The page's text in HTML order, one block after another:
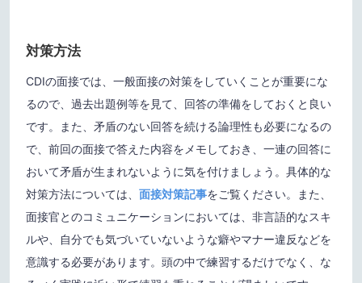
対策方法
CDIの面接では、一般面接の対策をしていくことが重要にな
るので、過去出題例等を見て、回答の準備をしておくと良い
です。また、矛盾のない回答を続ける論理性も必要になるの
で、前回の面接で答えた内容をメモしておき、一連の回答に
おいて矛盾が生まれないように気を付けましょう。具体的な
対策方法については、 面接対策記事をご覧ください。また、
面接官とのコミュニケーションにおいては、非言語的なスキ
ルや、自分でも気づいていないような癖やマナー違反などを
意識する必要があります。頭の中で練習するだけでなく、な